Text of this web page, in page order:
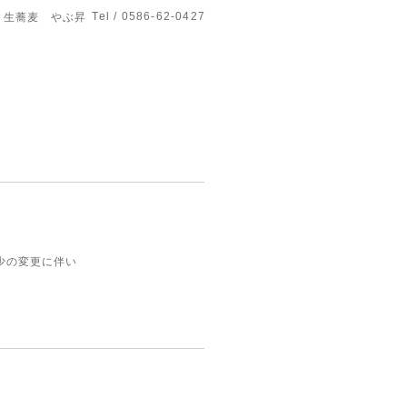
生蕎麦 やぶ昇 Tel / 0586-62-0427
の変更に伴い